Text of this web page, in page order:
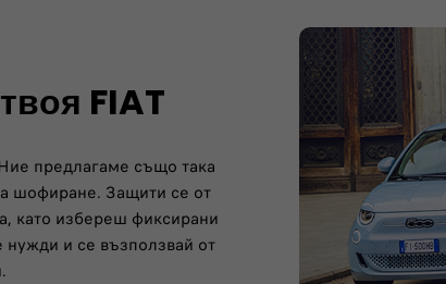
FIAT
предлагаме също така
шофиране. Защити се от
като избереш фиксирани
и се възползвай от